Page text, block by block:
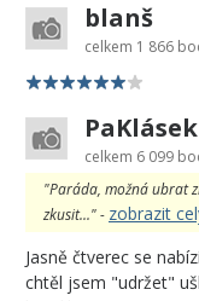
blanš
celkem 1 866
PaKlásek
celkem 6 099
"Paráda, možná ubrat
zkusit..." - zobrazit
Jasně čtverec se
chtěl jsem "udržet"